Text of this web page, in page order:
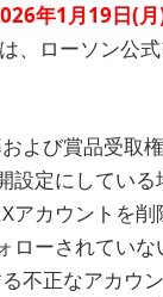
年1月19日(
、ローソン公
よび賞品受取
設定にしている
アカウントを
ローされていな
不正なアカウ